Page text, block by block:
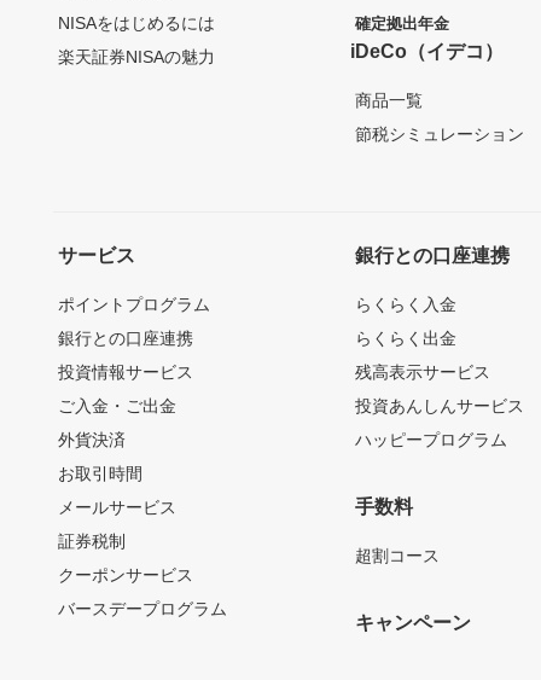
NISAをはじめるには
楽天証券NISAの魅力
確定拠出年金
iDeCo（イデコ）
商品一覧
節税シミュレーション
サービス
ポイントプログラム
銀行との口座連携
投資情報サービス
ご入金・ご出金
外貨決済
お取引時間
メールサービス
証券税制
クーポンサービス
バースデープログラム
銀行との口座連携
らくらく入金
らくらく出金
残高表示サービス
投資あんしんサービス
ハッピープログラム
手数料
超割コース
キャンペーン